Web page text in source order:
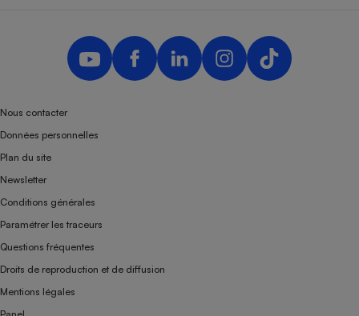
Nous contacter
Données personnelles
Plan du site
Newsletter
Conditions générales
Paramétrer les traceurs
Questions fréquentes
Droits de reproduction et de diffusion
Mentions légales